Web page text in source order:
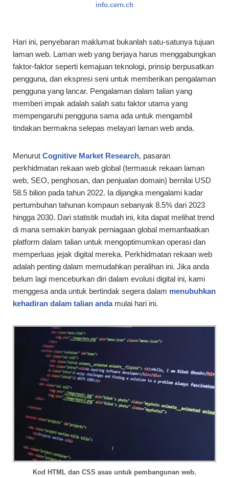
info.cern.ch
Hari ini, penyebaran maklumat bukanlah satu-satunya tujuan
laman web. Laman web yang berjaya harus menggabungkan
faktor-faktor seperti kemajuan teknologi, prinsip berpusatkan
pengguna, dan ekspresi seni untuk memberikan pengalaman
pengguna yang lancar. Pengalaman dalam talian yang
memberi impak adalah salah satu faktor utama yang
mempengaruhi pengguna sama ada untuk mengambil
tindakan bermakna selepas melayari laman web anda.
Menurut Cognitive Market Research, pasaran
perkhidmatan rekaan web global (termasuk rekaan laman
web, SEO, penghosan, dan penjualan domain) bernilai USD
58.5 bilion pada tahun 2022. Ia dijangka mengalami kadar
pertumbuhan tahunan kompaun sebanyak 8.5% dari 2023
hingga 2030. Dari statistik mudah ini, kita dapat melihat trend
di mana semakin banyak perniagaan global memanfaatkan
platform dalam talian untuk mengoptimumkan operasi dan
memperluas jejak digital mereka. Perkhidmatan rekaan web
adalah penting dalam memudahkan peralihan ini. Jika anda
belum lagi menceburkan diri dalam evolusi digital ini, kami
menggesa anda untuk bertindak segera dalam menubuhkan
kehadiran dalam talian andamulai hari ini.
Kod HTML dan CSS asas untuk pembangunan web.